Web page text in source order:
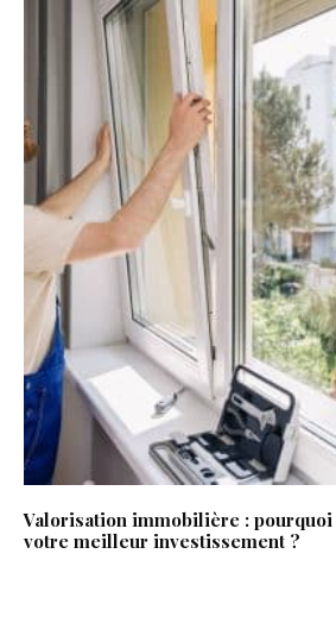
Valorisation immobilière :
votre meilleur investissement ?